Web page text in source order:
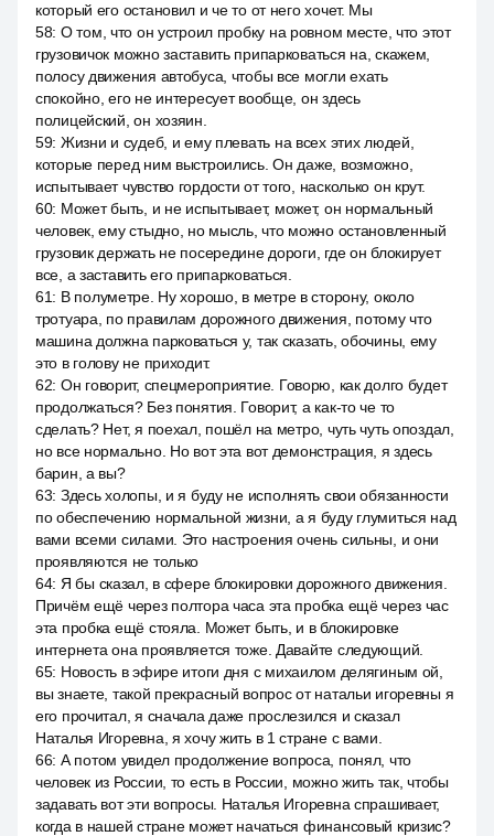
который его остановил и че то от него хочет. Мы
58: О том, что он устроил пробку на ровном месте, что этот
грузовичок можно заставить припарковаться на, скажем,
полосу движения автобуса, чтобы все могли ехать
спокойно, его не интересует вообще, он здесь
полицейский, он хозяин.
59: Жизни и судеб, и ему плевать на всех этих людей,
которые перед ним выстроились. Он даже, возможно,
испытывает чувство гордости от того, насколько он крут.
60: Может быть, и не испытывает, может, он нормальный
человек, ему стыдно, но мысль, что можно остановленный
грузовик держать не посередине дороги, где он блокирует
все, а заставить его припарковаться.
61: В полуметре. Ну хорошо, в метре в сторону, около
тротуара, по правилам дорожного движения, потому что
машина должна парковаться у, так сказать, обочины, ему
это в голову не приходит.
62: Он говорит, спецмероприятие. Говорю, как долго будет
продолжаться? Без понятия. Говорит, а как-то че то
сделать? Нет, я поехал, пошёл на метро, чуть чуть опоздал,
но все нормально. Но вот эта вот демонстрация, я здесь
барин, а вы?
63: Здесь холопы, и я буду не исполнять свои обязанности
по обеспечению нормальной жизни, а я буду глумиться над
вами всеми силами. Это настроения очень сильны, и они
проявляются не только
64: Я бы сказал, в сфере блокировки дорожного движения.
Причём ещё через полтора часа эта пробка ещё через час
эта пробка ещё стояла. Может быть, и в блокировке
интернета она проявляется тоже. Давайте следующий.
65: Новость в эфире итоги дня с михаилом делягиным ой,
вы знаете, такой прекрасный вопрос от натальи игоревны я
его прочитал, я сначала даже прослезился и сказал
Наталья Игоревна, я хочу жить в 1 стране с вами.
66: А потом увидел продолжение вопроса, понял, что
человек из России, то есть в России, можно жить так, чтобы
задавать вот эти вопросы. Наталья Игоревна спрашивает,
когда в нашей стране может начаться финансовый кризис?